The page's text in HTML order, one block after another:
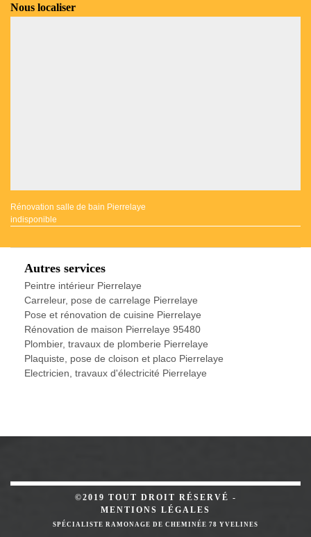
Nous localiser
Rénovation salle de bain Pierrelaye
indisponible
Autres services
Peintre intérieur Pierrelaye
Carreleur, pose de carrelage Pierrelaye
Pose et rénovation de cuisine Pierrelaye
Rénovation de maison Pierrelaye 95480
Plombier, travaux de plomberie Pierrelaye
Plaquiste, pose de cloison et placo Pierrelaye
Electricien, travaux d'électricité Pierrelaye
©2019 TOUT DROIT RÉSERVÉ -
MENTIONS LÉGALES
SPÉCIALISTE RAMONAGE DE CHEMINÉE 78 YVELINES